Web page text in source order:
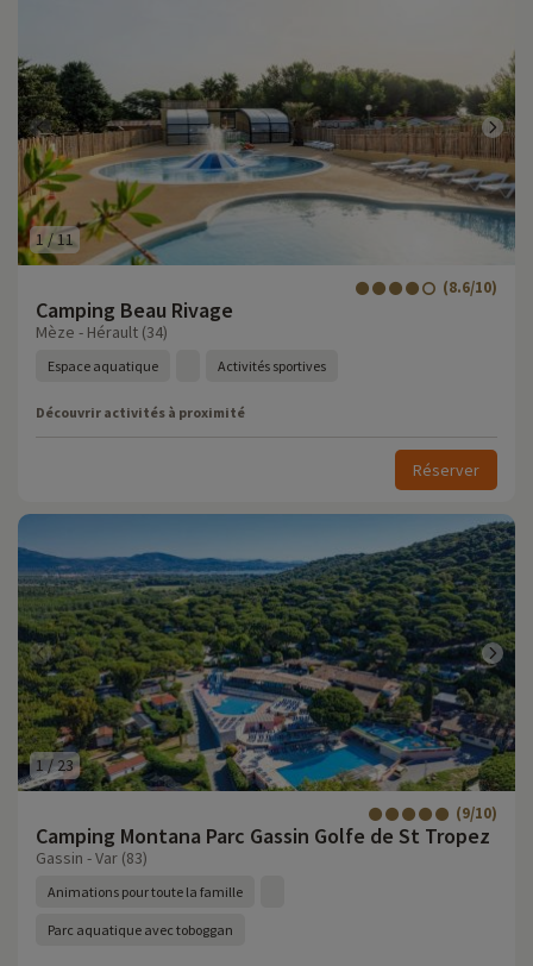
1 /11
Camping Beau Rivage
(8.6/10)
Mèze - Hérault (34)
Espace aquatique Activités sportives
Découvrir activités à proximité
Réserver
1 /23
Camping Montana Parc Gassin Golfe de St Tropez
(9/10)
Gassin - Var (83)
Animations pour toute la famille
Parc aquatique avec toboggan